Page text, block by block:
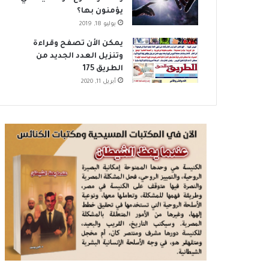
يؤمنون بها؟
يوليو 18, 2019
يمكن الأن تصفح وقراءة
وتنزيل العدد الجديد من
الطريق 175
أبريل 11, 2020